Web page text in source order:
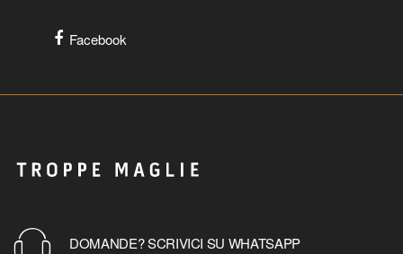
Facebook
DOMANDE? SCRIVICI SU WHATSAPP